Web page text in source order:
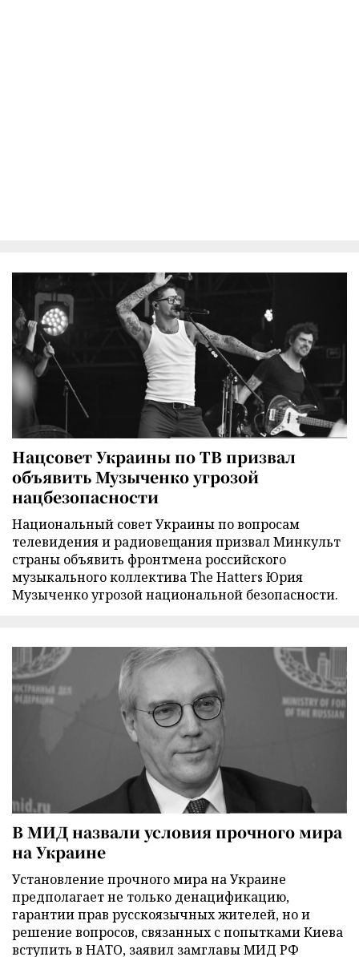
Нацсовет Украины по ТВ призвал
объявить Музыченко угрозой
нацбезопасности
Национальный совет Украины по вопросам
телевидения и радиовещания призвал Минкульт
страны объявить фронтмена российского
музыкального коллектива The Hatters Юрия
Музыченко угрозой национальной безопасности.
В МИД назвали условия прочного мира
на Украине
Установление прочного мира на Украине
предполагает не только денацификацию,
гарантии прав русскоязычных жителей, но и
решение вопросов, связанных с попытками Киева
вступить в НАТО, заявил замглавы МИД РФ